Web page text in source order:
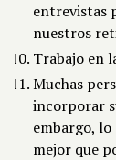
entrevistas
nuestros
Trabajo en
Muchas
incorporar
embargo,
mejor que